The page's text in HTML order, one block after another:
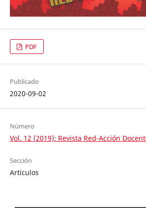
PDF
Publicado
2020-09-02
Número
Vol. 12 (2019): Revista Red-Acción
Sección
Artículos